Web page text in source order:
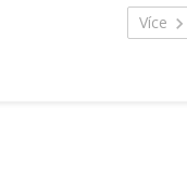
s mnoha
zde též unikátní
Více